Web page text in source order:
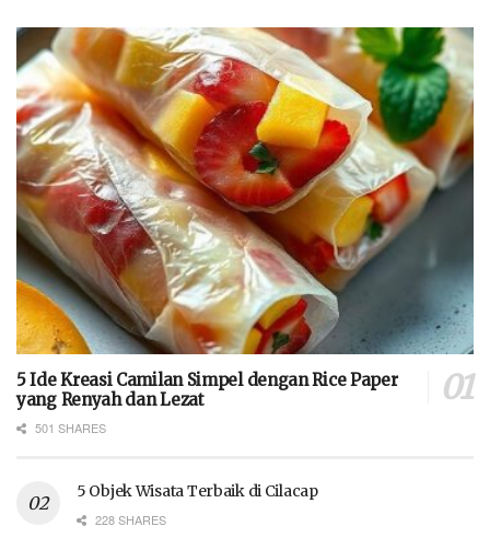
5 Ide Kreasi Camilan Simpel dengan Rice Paper
yang Renyah dan Lezat
501 SHARES
5 Objek Wisata Terbaik di Cilacap
228 SHARES